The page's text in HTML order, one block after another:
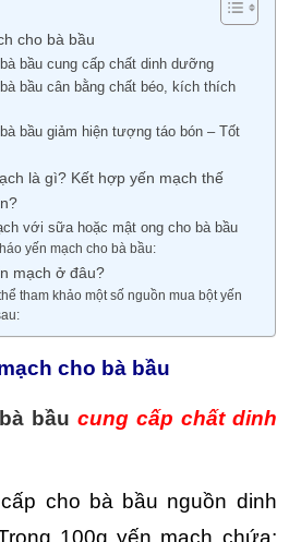
cho bà bầu
bầu cung cấp chất dinh dưỡng
bầu cân bằng chất béo, kích thích
bầu giảm hiện tượng táo bón – Tốt
là gì? Kết hợp yến mạch thế
với sữa hoặc mật ong cho bà bầu
yến mạch cho bà bầu:
mạch ở đâu?
tham khảo một số nguồn mua bột yến
cho bà bầu
bầu cung cấp chất dinh
cho bà bầu nguồn dinh
100g yến mạch chứa: